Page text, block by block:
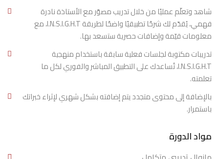
شاهد وتعلّم عمليًا من خلال تدريب مصوّر مع الأستاذة نادرة
فهمي، يُقدّم لك شرحًا تطبيقيًا واضحًا لطريقة I.N.S.I.G.H.T، مع
معلومات قيّمة وإضافات حصرية ستسعد بها.
تدريبات مكتوبة لجلسات فعلية سابقة باستخدام منهجية
I.N.S.I.G.H.T، تُساعدك على التطبيق المباشر والفوري لكل ما
تعلمته.
بالإضافة إلى محتوى متجدد يتم إضافته بشكل شهري لإثراء خبراتك
باستمرار.
مواد الدورة